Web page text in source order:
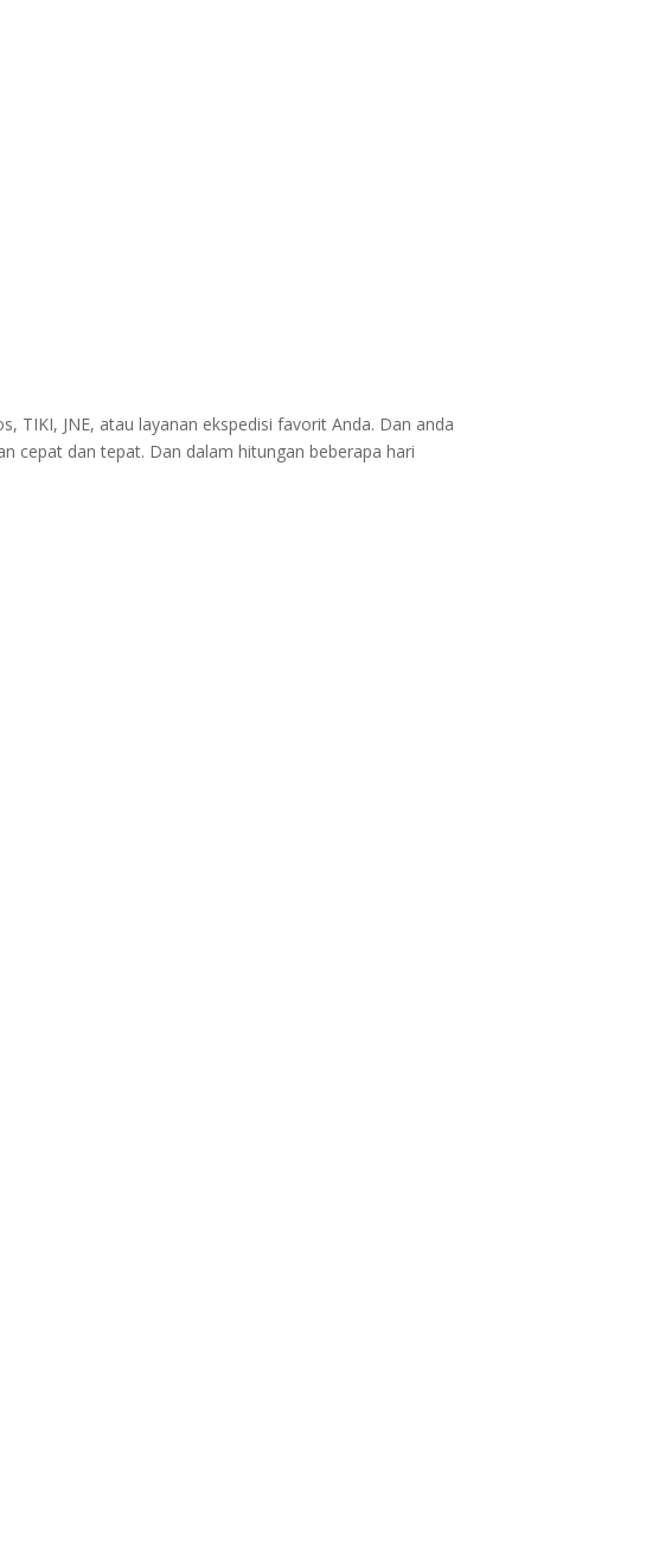
TIKI, JNE, atau layanan ekspedisi favorit Anda. Dan anda
cepat dan tepat. Dan dalam hitungan beberapa hari